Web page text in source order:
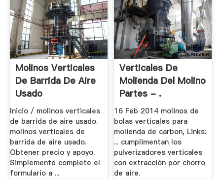
Molinos Verticales
De Barrida De Aire
Usado
Inicio / molinos verticales
de barrida de aire usado.
molinos verticales de
barrida de aire usado.
Obtener precio y apoyo.
Simplemente complete el
formulario a ...
Verticales De
Molienda Del Molino
Partes - .
16 Feb 2014 molinos de
bolas verticales para
molienda de carbon, Links:
... cumplimentan los
pulverizadores verticales
con extracción por chorro
de aire.